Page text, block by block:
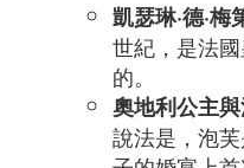
凱瑟琳·德·梅
世紀，是法
的。
奧地利公主
說法是，泡